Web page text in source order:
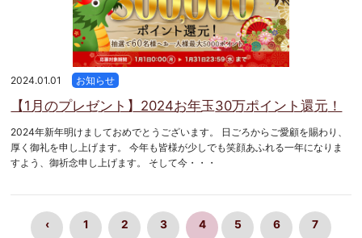
2024.01.01 お知らせ
【1月のプレゼント】2024お年玉30万ポイント還元！
2024年新年明けましておめでとうございます。 日ごろからご愛顧を賜わり、
厚く御礼を申し上げます。 今年も皆様が少しでも笑顔あふれる一年になりま
すよう、御祈念申し上げます。 そして今・・・
‹ 1 2 3 4 5 6 7